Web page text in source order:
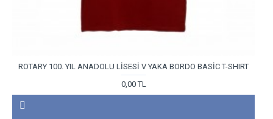
ROTARY 100. YIL ANADOLU LİSESİ V YAKA BORDO BASİC T-SHIRT
0,00 TL